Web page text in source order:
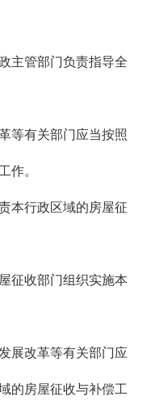
主管部门负责指导全
等有关部门应当按照
作。
本行政区域的房屋征
征收部门组织实施本
展改革等有关部门应
的房屋征收与补偿工